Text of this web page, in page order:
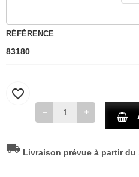
RÉFÉRENCE
83180
favorite_border
local_shipping Livraison prévue à partir du